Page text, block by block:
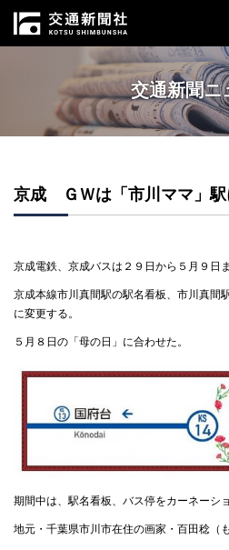
交通新聞ニ
京成 ＧＷは「市川ママ」駅
京成電鉄、京成バスは２９日から５月９日ま
京成本線市川真間駅の駅名看板、市川真間
に変更する。
５月８日の「母の日」に合わせた。
期間中は、駅名看板、バス停をカーネーシ
地元・千葉県市川市在住の画家・百田稔（